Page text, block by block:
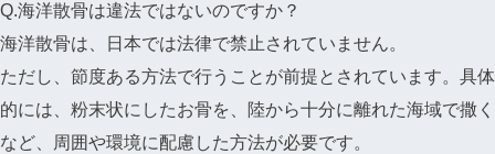
Q.海洋散骨は違法ではないのですか？
海洋散骨は、日本では法律で禁止されていません。
ただし、節度ある方法で行うことが前提とされています。具体
的には、粉末状にしたお骨を、陸から十分に離れた海域で撒く
など、周囲や環境に配慮した方法が必要です。